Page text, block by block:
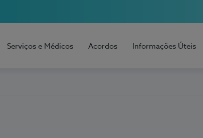
Serviços e Médicos Acordos Informações Úteis